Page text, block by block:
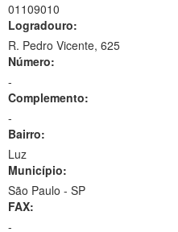
01109010
Logradouro:
R. Pedro Vicente, 625
Número:
-
Complemento:
-
Bairro:
Luz
Município:
São Paulo - SP
FAX:
-